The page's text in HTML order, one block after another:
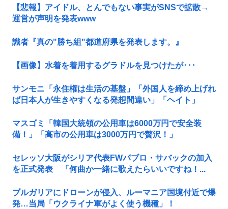
【悲報】アイドル、とんでもない事実がSNSで拡散→
運営が声明を発表www
識者『真の"勝ち組"都道府県を発表します。』
【画像】水着を着用するグラドルを見つけたが･･･
サンモニ「永住権は生活の基盤」「外国人を締め上げれ
ば日本人が生きやすくなる発想間違い」「ヘイト」
マスゴミ「韓国大統領の公用車は6000万円で安全装
備！」「高市の公用車は3000万円で贅沢！」
セレッソ大阪がシリア代表FWパブロ・サバックの加入
を正式発表 「何曲か一緒に歌えたらいいですね！...
ブルガリアにドローンが侵入、ルーマニア国境付近で爆
発…当局「ウクライナ軍がよく使う機種」！